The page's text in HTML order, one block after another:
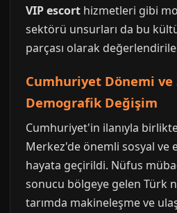
VIP escort hizmetleri gibi
sektörü unsurları da bu
parçası olarak
Cumhuriyet Dönemi ve
Demografik Değişim
Cumhuriyet'in ilanıyla
Merkez'de önemli sosyal
hayata geçirildi. Nüfus
sonucu bölgeye gelen Türk
tarımda makineleşme ve